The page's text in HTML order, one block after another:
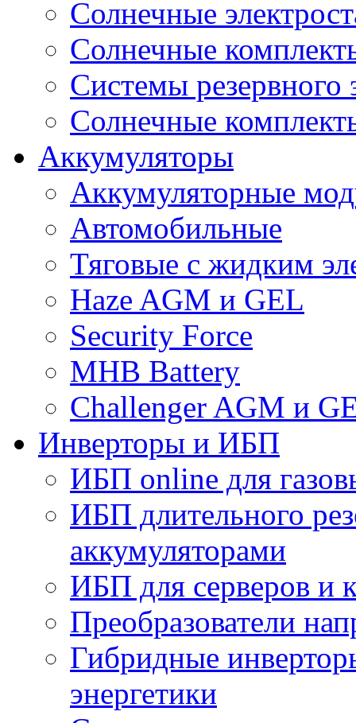
Cолнечные
Солнечные
Системы резервного
Солнечные
Аккумуляторы
Аккумуляторные
Автомобильные
Тяговые с жидким
Haze AGM и GEL
Security Force
MHB Battery
Challenger AGM и
Инверторы и ИБП
ИБП online для
ИБП длительного
аккумуляторами
ИБП для серверов и
Преобразователи
Гибридные
энергетики